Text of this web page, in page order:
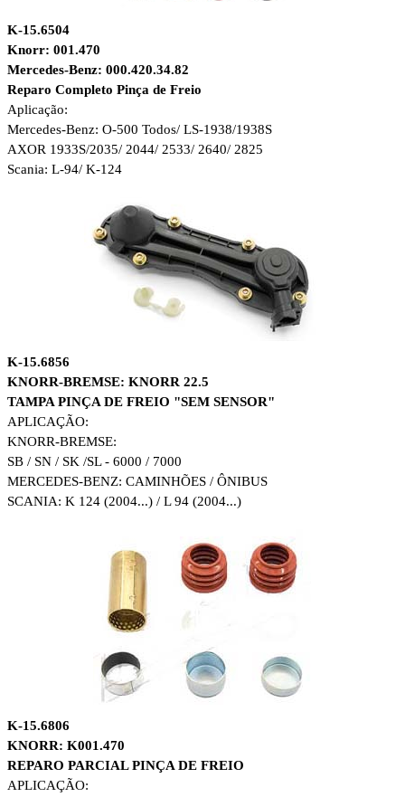
K-15.6504
Knorr: 001.470
Mercedes-Benz: 000.420.34.82
Reparo Completo Pinça de Freio
Aplicação:
Mercedes-Benz: O-500 Todos/ LS-1938/1938S
AXOR 1933S/2035/ 2044/ 2533/ 2640/ 2825
Scania: L-94/ K-124
K-15.6856
KNORR-BREMSE: KNORR 22.5
TAMPA PINÇA DE FREIO "SEM SENSOR"
APLICAÇÃO:
KNORR-BREMSE:
SB / SN / SK /SL - 6000 / 7000
MERCEDES-BENZ: CAMINHÕES / ÔNIBUS
SCANIA: K 124 (2004...) / L 94 (2004...)
K-15.6806
KNORR: K001.470
REPARO PARCIAL PINÇA DE FREIO
APLICAÇÃO: